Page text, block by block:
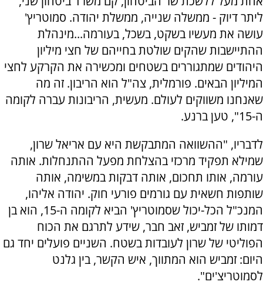
ליתר דיוק - ממשלה שנייה, ממשלת יהודה. סמוטריץ'
עושה את מעשיו בשקט, בשכל, בעורמה...מינהלת
ההתיישבות שהקים שולטת בחייהם של חצי מיליון
היהודים שמתגוררים בשטחים ומכשירה את הקרקע לחצי
המיליון הבאים. פורמלית, צה"ל הוא הריבון. זה מה
שאנחנו משווקים לעולם. מעשית, הריבונות עברה לקומה
ה-15", טען ברנע.
לדבריו, "ההשוואה המתבקשת היא עם אריאל שרון,
שמילא תפקיד מרכזי בהצלחת מפעל ההתנחלות. אותה
עורמה, אותו תחכום, אותה דבקות במשימה, אותה
שותפות חשאית עם גורמים פורעי חוק. יהודה אליהו,
המנכ"ל הכל-יכול שסמוטריץ' הביא לקומה ה-15, הוא בן
דמותו של זמביש, זאב חבר, שידע לתרגם את הכוח
הפוליטי של שרון לעובדות בשטח. השניים פועלים יחד גם
היום: זמביש הוא המתווך, איש הקשר, בין גלנט
לסמוטריצ'ים".